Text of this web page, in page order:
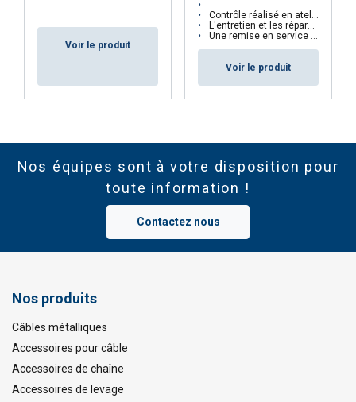
Voir le produit
Contrôle réalisé en atelier ou directement sur site
L'entretien et les réparations sont réalisés selon les recommandations des fabricants
Une remise en service règlementaire est effectuée pour toutes réparations avec essai sur banc d’épreuve
Voir le produit
Nos équipes sont à votre disposition pour
toute information !
Contactez nous
Nos produits
Câbles métalliques
Accessoires pour câble
Accessoires de chaîne
Accessoires de levage